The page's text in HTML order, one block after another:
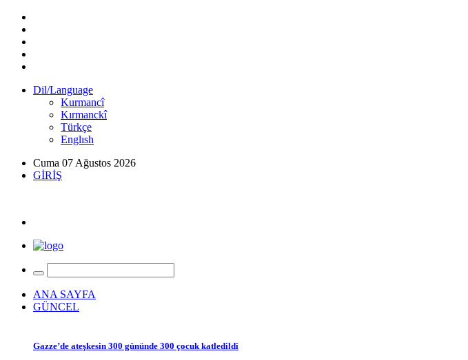
Dil/Language
Kurmancî
Kırmanckî
Türkçe
Englısh
Cuma 07 Ağustos 2026
GİRİŞ
ANA SAYFA
GÜNCEL
Gazze’de ateşkesin 300 gününde 300 çocuk katledildi